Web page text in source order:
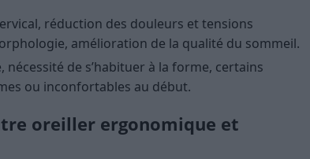
réduction des douleurs et tensions
amélioration de la qualité du sommeil.
nécessité de s’habituer à la forme, certains
ou inconfortables au début.
oreiller ergonomique et